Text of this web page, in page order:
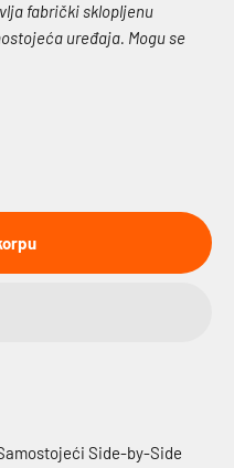
fabrički sklopljenu
uređaja. Mogu se
Side-by-Side